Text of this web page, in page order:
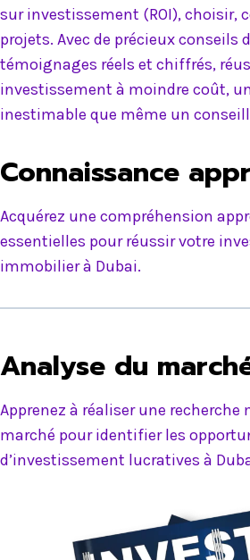
sur investissement (ROI), choisir,
projets. Avec de précieux conseils
témoignages réels et chiffrés,
investissement à moindre coût,
inestimable que même un
Connaissance
Acquérez une compréhension
essentielles pour réussir votre
immobilier à Dubai.
Analyse du
Apprenez à réaliser une
marché pour identifier les
d’investissement lucratives à